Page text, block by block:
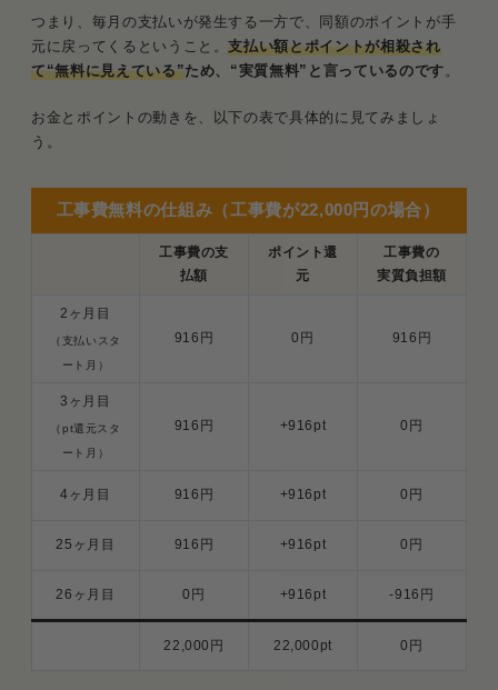
つまり、毎月の支払いが発生する一方で、同額のポイントが手
元に戻ってくるということ。支払い額とポイントが相殺され
て“無料に見えている”ため、“実質無料”と言っているのです 。
お金とポイントの動きを、以下の表で具体的に見てみましょ
う。
工事費の支
払額
ポイント還
元
工事費の
実質負担額
2ヶ月目
（支払いスタ
ート月）
916円 0円 916円
3ヶ月目
（pt還元スタ
ート月）
916円 +916pt 0円
4ヶ月目 916円 +916pt 0円
25ヶ月目 916円 +916pt 0円
26ヶ月目 0円 +916pt -916円
22,000円 22,000pt 0円
工事費無料の仕組み（工事費が22,000円の場合）